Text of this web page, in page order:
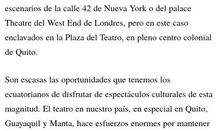
escenarios de la calle 42 de Nueva York o del palace
Theatre del West End de Londres, pero en este caso
enclavados en la Plaza del Teatro, en pleno centro colonial
de Quito.
Son escasas las oportunidades que tenemos los
ecuatorianos de disfrutar de espectáculos culturales de esta
magnitud. El teatro en nuestro país, en especial en Quito,
Guayaquil y Manta, hace esfuerzos enormes por mantener